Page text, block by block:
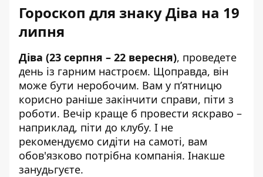
Гороскоп для знаку Діва на 19
липня
Діва (23 серпня – 22 вересня), проведете
день із гарним настроєм. Щоправда, він
може бути неробочим. Вам у п’ятницю
корисно раніше закінчити справи, піти з
роботи. Вечір краще б провести яскраво –
наприклад, піти до клубу. І не
рекомендуємо сидіти на самоті, вам
обов'язково потрібна компанія. Інакше
занудьгуєте.